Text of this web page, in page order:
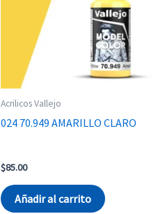
Acrilicos Vallejo
024 70.949 AMARILLO CLARO
$85.00
Añadir al carrito